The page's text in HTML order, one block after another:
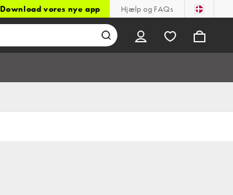
Download vores nye app Hjælp og FAQs